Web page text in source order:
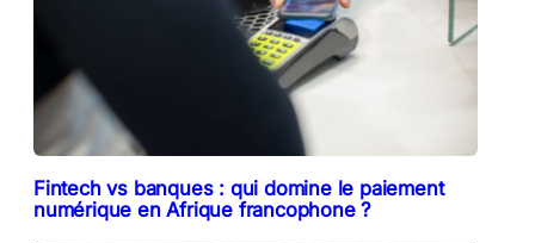
Fintech vs banques : qui domine le paiement
numérique en Afrique francophone ?